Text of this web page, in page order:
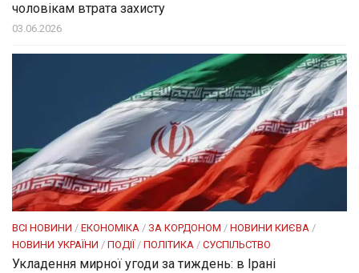
чоловікам втрата захисту
03.06.2026
ВСІ НОВИНИ / ЕКОНОМІКА / ЗА КОРДОНОМ / НОВИНИ КИЄВА /
НОВИНИ УКРАЇНИ / ПОДІЇ / ПОЛІТИКА / СУСПІЛЬСТВО
Укладення мирної угоди за тиждень: в Ірані